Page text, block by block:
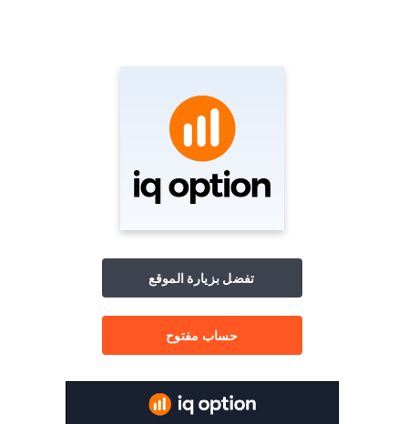
تفضل بزيارة الموقع
حساب مفتوح